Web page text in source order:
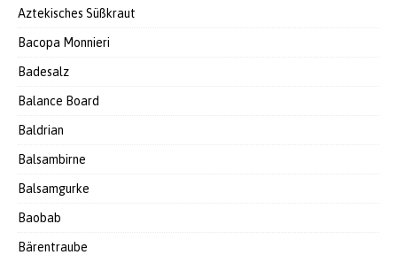
Aztekisches Süßkraut
Bacopa Monnieri
Badesalz
Balance Board
Baldrian
Balsambirne
Balsamgurke
Baobab
Bärentraube